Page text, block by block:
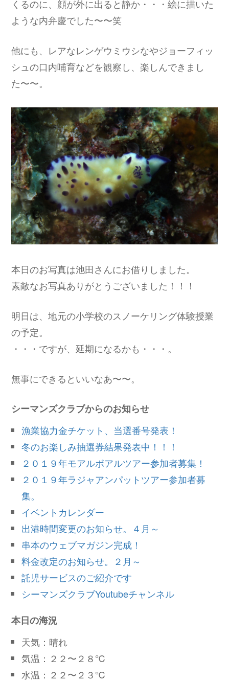
くるのに、顔が外に出ると静か・・・絵に描いた
ような内弁慶でした〜〜笑
他にも、レアなレンゲウミウシなやジョーフィッ
シュの口内哺育などを観察し、楽しんできまし
た〜〜。
本日のお写真は池田さんにお借りしました。
素敵なお写真ありがとうございました！！！
明日は、地元の小学校のスノーケリング体験授業
の予定。
・・・ですが、延期になるかも・・・。
無事にできるといいなあ〜〜。
シーマンズクラブからのお知らせ
漁業協力金チケット、当選番号発表！
冬のお楽しみ抽選券結果発表中！！！
２０１９年モアルボアルツアー参加者募集！
２０１９年ラジャアンパットツアー参加者募
集。
イベントカレンダー
出港時間変更のお知らせ。４月～
串本のウェブマガジン完成！
料金改定のお知らせ。２月～
託児サービスのご紹介です
シーマンズクラブYoutubeチャンネル
本日の海況
天気：晴れ
気温：２２〜２８℃
水温：２２〜２３℃